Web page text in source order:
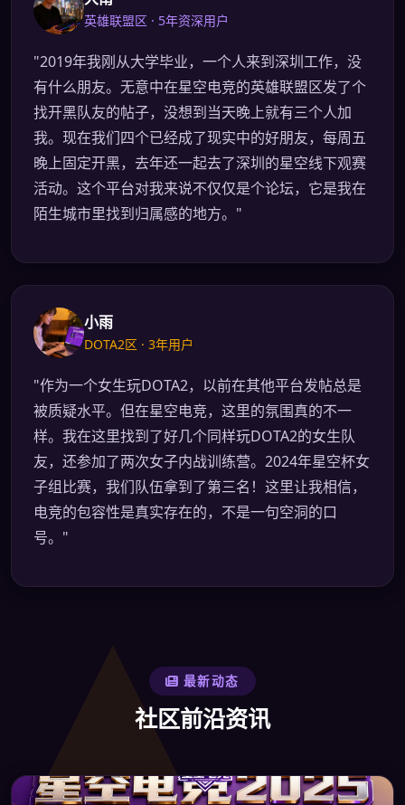
英雄联盟区 · 5年资深用户
"2019年我刚从大学毕业，一个人来到深圳工作，没
有什么朋友。无意中在星空电竞的英雄联盟区发了个
找开黑队友的帖子，没想到当天晚上就有三个人加
我。现在我们四个已经成了现实中的好朋友，每周五
晚上固定开黑，去年还一起去了深圳的星空线下观赛
活动。这个平台对我来说不仅仅是个论坛，它是我在
陌生城市里找到归属感的地方。"
小雨
DOTA2区 · 3年用户
"作为一个女生玩DOTA2，以前在其他平台发帖总是
被质疑水平。但在星空电竞，这里的氛围真的不一
样。我在这里找到了好几个同样玩DOTA2的女生队
友，还参加了两次女子内战训练营。2024年星空杯女
子组比赛，我们队伍拿到了第三名！这里让我相信，
电竞的包容性是真实存在的，不是一句空洞的口
号。"
最新动态
社区前沿资讯